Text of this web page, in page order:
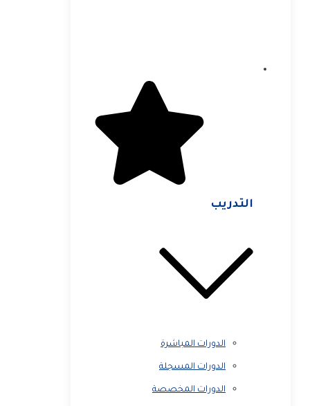
التدريب
الدورات المباشرة
الدورات المسجلة
الدورات المخصصة